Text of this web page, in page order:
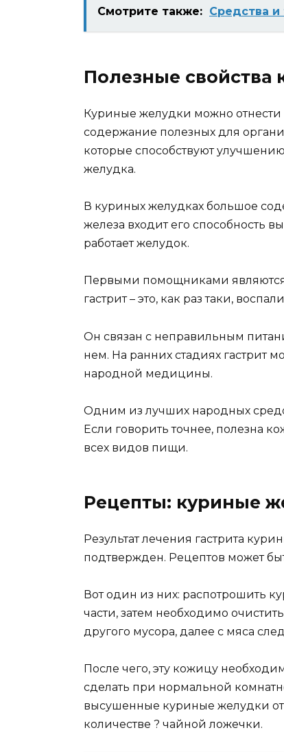
Смотрите также: Средства
Полезные свойства
Куриные желудки можно отнести
содержание полезных для
которые способствуют
желудка.
В куриных желудках большое
железа входит его способность
работает желудок.
Первыми помощниками являются
гастрит – это, как раз таки,
Он связан с неправильным
нем. На ранних стадиях гастрит
народной медицины.
Одним из лучших народных
Если говорить точнее, полезна
всех видов пищи.
Рецепты: куриные
Результат лечения гастрита
подтвержден. Рецептов может
Вот один из них: распотрошить
части, затем необходимо
другого мусора, далее с мяса
После чего, эту кожицу
сделать при нормальной
высушенные куриные желудки
количестве ? чайной ложечки.